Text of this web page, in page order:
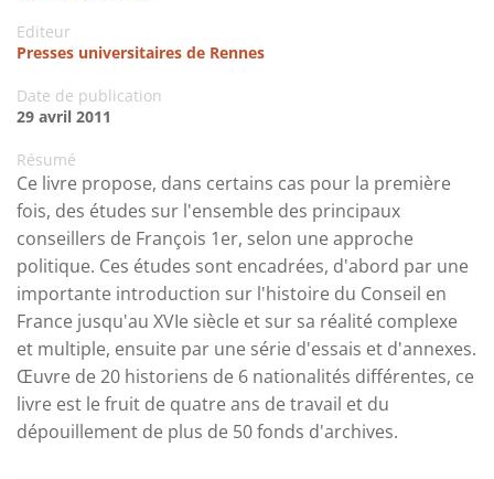
Editeur
Presses universitaires de Rennes
Date de publication
29 avril 2011
Résumé
Ce livre propose, dans certains cas pour la première
fois, des études sur l'ensemble des principaux
conseillers de François 1er, selon une approche
politique. Ces études sont encadrées, d'abord par une
importante introduction sur l'histoire du Conseil en
France jusqu'au XVIe siècle et sur sa réalité complexe
et multiple, ensuite par une série d'essais et d'annexes.
Œuvre de 20 historiens de 6 nationalités différentes, ce
livre est le fruit de quatre ans de travail et du
dépouillement de plus de 50 fonds d'archives.